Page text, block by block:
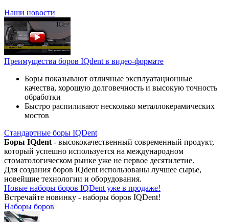
Наши новости
Преимущества боров IQdent в видео-формате
Боры показывают отличные эксплуатационные
качества, хорошую долговечность и высокую точность
обработки
Быстро распиливают несколько металлокерамических
мостов
Стандартные боры IQDent
Боры IQdent - высококачественный современный продукт,
который успешно используется на международном
стоматологическом рынке уже не первое десятилетие.
Для создания боров IQdent использованы лучшее сырье,
новейшие технологии и оборудования.
Новые наборы боров IQDent уже в продаже!
Встречайте новинку - наборы боров IQDent!
Наборы боров